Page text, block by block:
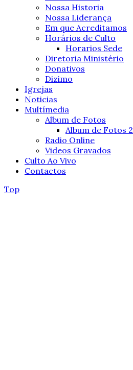
Nossa Historia
Nossa Liderança
Em que Acreditamos
Horários de Culto
Horarios Sede
Diretoria Ministério
Donativos
Dizimo
Igrejas
Noticias
Multímedia
Album de Fotos
Album de Fotos 2
Radio Online
Videos Gravados
Culto Ao Vivo
Contactos
Top